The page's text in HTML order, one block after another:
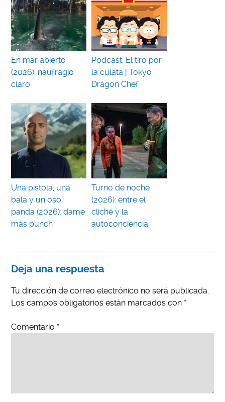
En mar abierto
(2026): naufragio
claro
Podcast: El tiro por
la culata | Tokyo
Dragon Chef
Una pistola, una
bala y un oso
panda (2026): dame
más punch
Turno de noche
(2026): entre el
cliché y la
autoconciencia
Deja una respuesta
Tu dirección de correo electrónico no será publicada.
Los campos obligatorios están marcados con *
Comentario *